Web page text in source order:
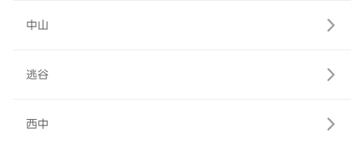
中山
逃谷
西中